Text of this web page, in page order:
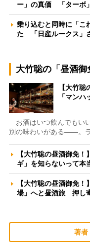
ー」の真価 「ターボ
乗り込むと同時に「こ
た 「日産ルークス」
大竹聡の「昼酒御
【大竹
「マン
お酒はいつ飲んでもい
別の味わいがある――。
【大竹聡の昼酒御免
ギ」を知らないって
【大竹聡の昼酒御免
場」へと昼酒旅 押し
著者